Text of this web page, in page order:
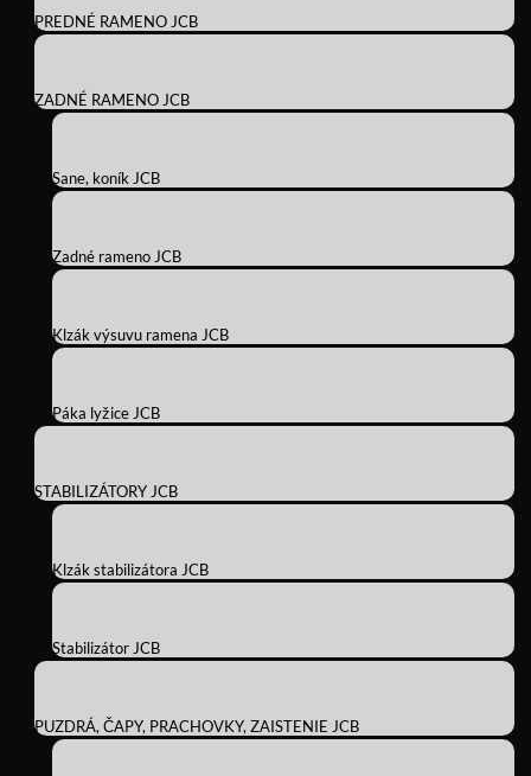
PREDNÉ RAMENO JCB
ZADNÉ RAMENO JCB
Sane, koník JCB
Zadné rameno JCB
Klzák výsuvu ramena JCB
Páka lyžice JCB
STABILIZÁTORY JCB
Klzák stabilizátora JCB
Stabilizátor JCB
PUZDRÁ, ČAPY, PRACHOVKY, ZAISTENIE JCB